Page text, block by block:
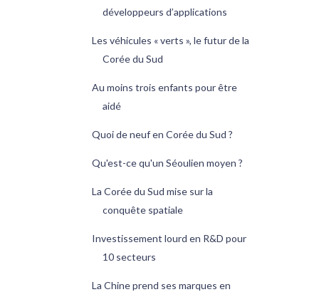
développeurs d’applications
Les véhicules « verts », le futur de la
Corée du Sud
Au moins trois enfants pour être
aidé
Quoi de neuf en Corée du Sud ?
Qu'est-ce qu'un Séoulien moyen ?
La Corée du Sud mise sur la
conquête spatiale
Investissement lourd en R&D pour
10 secteurs
La Chine prend ses marques en